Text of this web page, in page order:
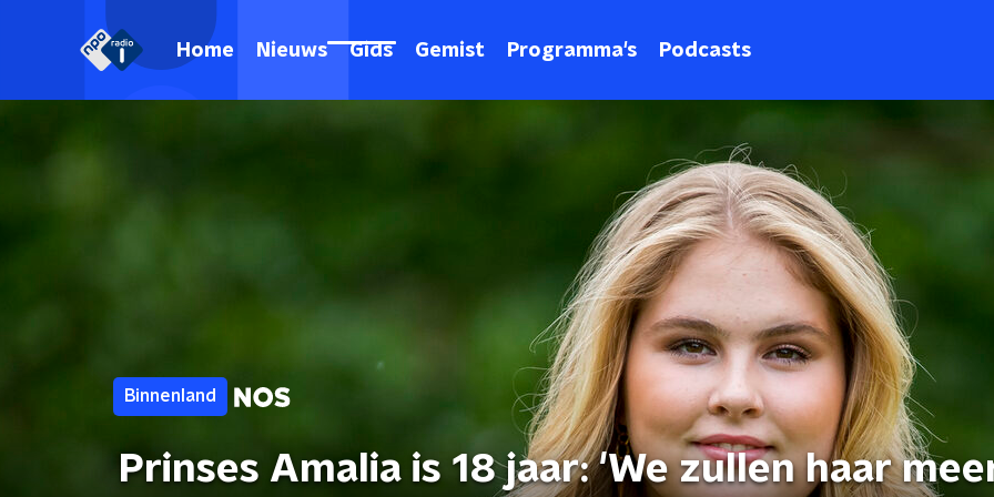
Home Nieuws Gids Gemist Programma's Podcasts
Binnenland
Prinses Amalia is 18 jaar: 'We zullen haar